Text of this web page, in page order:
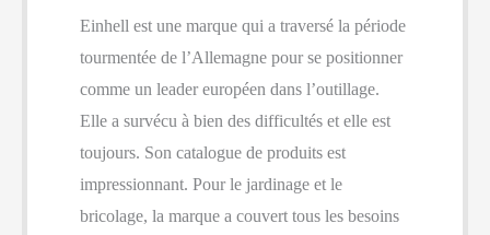
Einhell est une marque qui a traversé la période
tourmentée de l’Allemagne pour se positionner
comme un leader européen dans l’outillage.
Elle a survécu à bien des difficultés et elle est
toujours. Son catalogue de produits est
impressionnant. Pour le jardinage et le
bricolage, la marque a couvert tous les besoins